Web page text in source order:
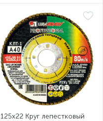
125х22 Круг лепестковый